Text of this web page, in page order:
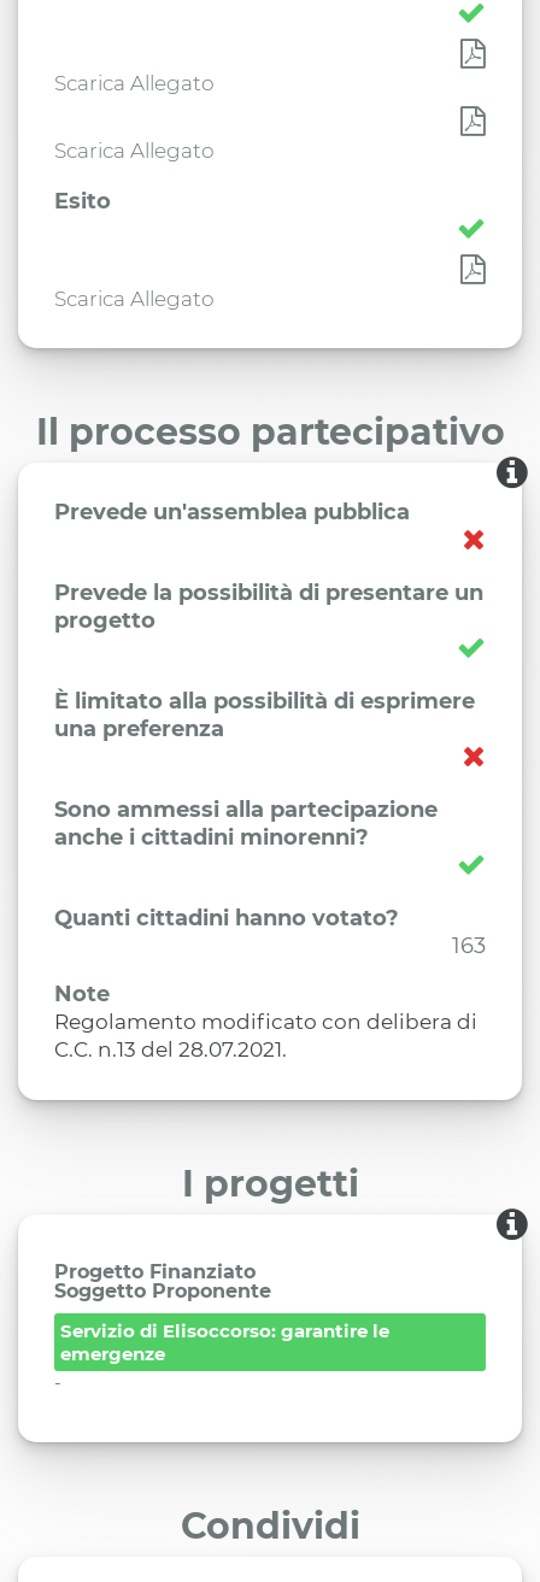
Scarica Allegato
Scarica Allegato
Esito
Scarica Allegato
Il processo partecipativo
Prevede un'assemblea pubblica
Prevede la possibilità di presentare un
progetto
È limitato alla possibilità di esprimere
una preferenza
Sono ammessi alla partecipazione
anche i cittadini minorenni?
Quanti cittadini hanno votato?
163
Note
Regolamento modificato con delibera di
C.C. n.13 del 28.07.2021.
I progetti
Progetto Finanziato
Soggetto Proponente
Servizio di Elisoccorso: garantire le
emergenze
-
Condividi